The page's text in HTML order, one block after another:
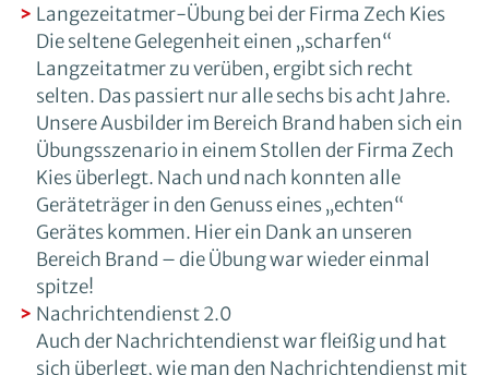
Langezeitatmer-Übung bei der Firma Zech Kies
Die seltene Gelegenheit einen „scharfen“
Langzeitatmer zu verüben, ergibt sich recht
selten. Das passiert nur alle sechs bis acht Jahre.
Unsere Ausbilder im Bereich Brand haben sich ein
Übungsszenario in einem Stollen der Firma Zech
Kies überlegt. Nach und nach konnten alle
Geräteträger in den Genuss eines „echten“
Gerätes kommen. Hier ein Dank an unseren
Bereich Brand – die Übung war wieder einmal
spitze!
Nachrichtendienst 2.0
Auch der Nachrichtendienst war fleißig und hat
sich überlegt, wie man den Nachrichtendienst mit